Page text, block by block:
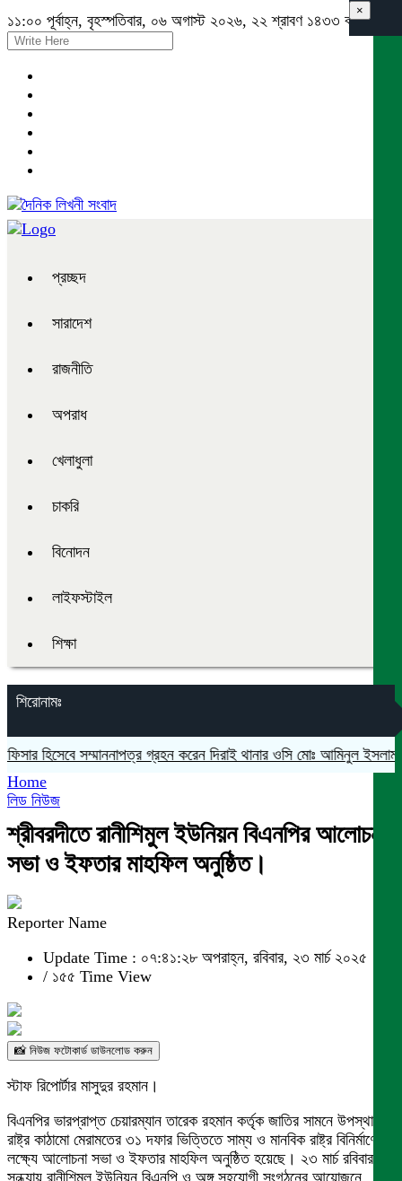
১১:০০ পূর্বাহ্ন, বৃহস্পতিবার, ০৬ অগাস্ট ২০২৬, ২২ শ্রাবণ ১৪৩৩ বঙ্গাব্দ
প্রচ্ছদ
সারাদেশ
রাজনীতি
অপরাধ
খেলাধুলা
চাকরি
বিনোদন
লাইফস্টাইল
শিক্ষা
শিরোনামঃ
হিসেবে সম্মাননাপত্র গ্রহন করেন দিরাই থানার ওসি মোঃ আমিনুল ইসলাম
×
Home
লিড নিউজ
শ্রীবরদীতে রানীশিমুল ইউনিয়ন বিএনপির আলোচনা
সভা ও ইফতার মাহফিল অনুষ্ঠিত।
Reporter Name
Update Time : ০৭:৪১:২৮ অপরাহ্ন, রবিবার, ২৩ মার্চ ২০২৫
/ ১৫৫ Time View
📸 নিউজ ফটোকার্ড ডাউনলোড করুন
স্টাফ রিপোর্টার মাসুদুর রহমান।
বিএনপির ভারপ্রাপ্ত চেয়ারম্যান তারেক রহমান কর্তৃক জাতির সামনে উপস্থাপিত
রাষ্ট্র কাঠামো মেরামতের ৩১ দফার ভিত্তিতে সাম্য ও মানবিক রাষ্ট্র বিনির্মাণের
লক্ষ্যে আলোচনা সভা ও ইফতার মাহফিল অনুষ্ঠিত হয়েছে। ২৩ মার্চ রবিবার
সন্ধ্যায় রানীশিমুল ইউনিয়ন বিএনপি ও অঙ্গ সহযোগী সংগঠনের আয়োজনে